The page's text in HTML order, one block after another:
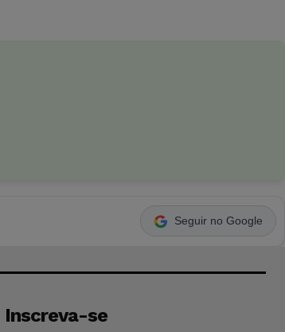
Seguir no Google
Inscreva-se